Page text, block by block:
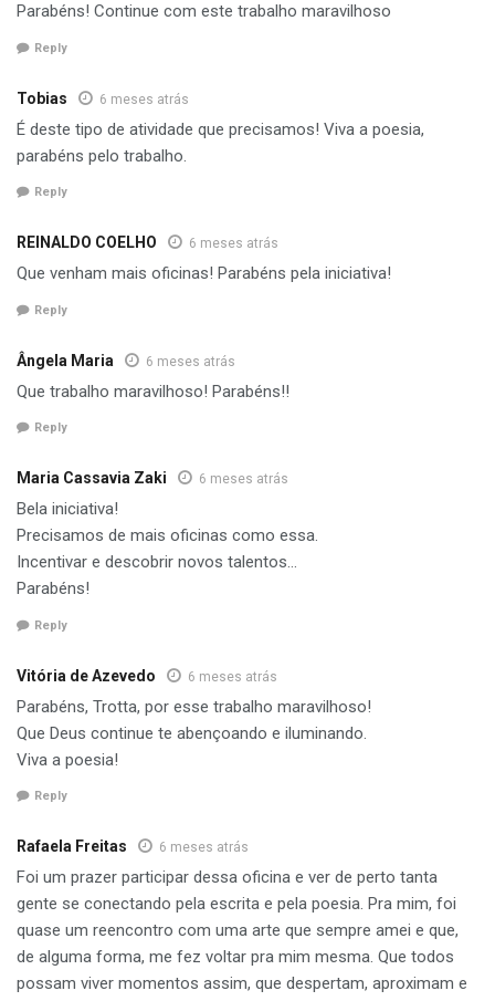
Parabéns! Continue com este trabalho maravilhoso
Reply
Tobias 6 meses atrás
É deste tipo de atividade que precisamos! Viva a poesia,
parabéns pelo trabalho.
Reply
REINALDO COELHO 6 meses atrás
Que venham mais oficinas! Parabéns pela iniciativa!
Reply
Ângela Maria 6 meses atrás
Que trabalho maravilhoso! Parabéns!!
Reply
Maria Cassavia Zaki 6 meses atrás
Bela iniciativa!
Precisamos de mais oficinas como essa.
Incentivar e descobrir novos talentos…
Parabéns!
Reply
Vitória de Azevedo 6 meses atrás
Parabéns, Trotta, por esse trabalho maravilhoso!
Que Deus continue te abençoando e iluminando.
Viva a poesia!
Reply
Rafaela Freitas 6 meses atrás
Foi um prazer participar dessa oficina e ver de perto tanta
gente se conectando pela escrita e pela poesia. Pra mim, foi
quase um reencontro com uma arte que sempre amei e que,
de alguma forma, me fez voltar pra mim mesma. Que todos
possam viver momentos assim, que despertam, aproximam e